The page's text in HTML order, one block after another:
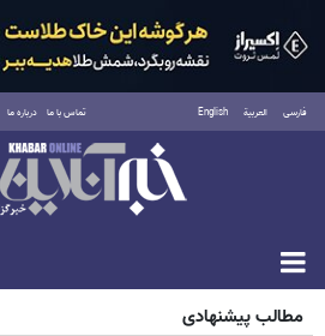
فارسی العربية English تماس با ما درباره ما
پنجشنبه ۱۵ مرداد ۱۴۰۵
مطالب پیشنهادی